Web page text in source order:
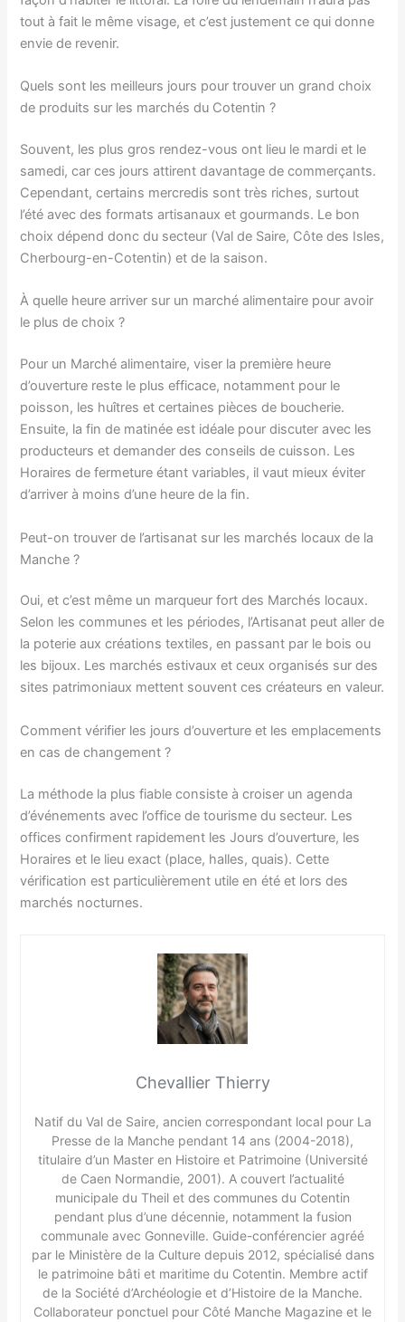
tout à fait le même visage, et c’est justement ce qui donne
envie de revenir.
Quels sont les meilleurs jours pour trouver un grand choix
de produits sur les marchés du Cotentin ?
Souvent, les plus gros rendez-vous ont lieu le mardi et le
samedi, car ces jours attirent davantage de commerçants.
Cependant, certains mercredis sont très riches, surtout
l’été avec des formats artisanaux et gourmands. Le bon
choix dépend donc du secteur (Val de Saire, Côte des Isles,
Cherbourg-en-Cotentin) et de la saison.
À quelle heure arriver sur un marché alimentaire pour avoir
le plus de choix ?
Pour un Marché alimentaire, viser la première heure
d’ouverture reste le plus efficace, notamment pour le
poisson, les huîtres et certaines pièces de boucherie.
Ensuite, la fin de matinée est idéale pour discuter avec les
producteurs et demander des conseils de cuisson. Les
Horaires de fermeture étant variables, il vaut mieux éviter
d’arriver à moins d’une heure de la fin.
Peut-on trouver de l’artisanat sur les marchés locaux de la
Manche ?
Oui, et c’est même un marqueur fort des Marchés locaux.
Selon les communes et les périodes, l’Artisanat peut aller de
la poterie aux créations textiles, en passant par le bois ou
les bijoux. Les marchés estivaux et ceux organisés sur des
sites patrimoniaux mettent souvent ces créateurs en valeur.
Comment vérifier les jours d’ouverture et les emplacements
en cas de changement ?
La méthode la plus fiable consiste à croiser un agenda
d’événements avec l’office de tourisme du secteur. Les
offices confirment rapidement les Jours d’ouverture, les
Horaires et le lieu exact (place, halles, quais). Cette
vérification est particulièrement utile en été et lors des
marchés nocturnes.
Chevallier Thierry
Natif du Val de Saire, ancien correspondant local pour La
Presse de la Manche pendant 14 ans (2004-2018),
titulaire d’un Master en Histoire et Patrimoine (Université
de Caen Normandie, 2001). A couvert l’actualité
municipale du Theil et des communes du Cotentin
pendant plus d’une décennie, notamment la fusion
communale avec Gonneville. Guide-conférencier agréé
par le Ministère de la Culture depuis 2012, spécialisé dans
le patrimoine bâti et maritime du Cotentin. Membre actif
de la Société d’Archéologie et d’Histoire de la Manche.
Collaborateur ponctuel pour Côté Manche Magazine et le